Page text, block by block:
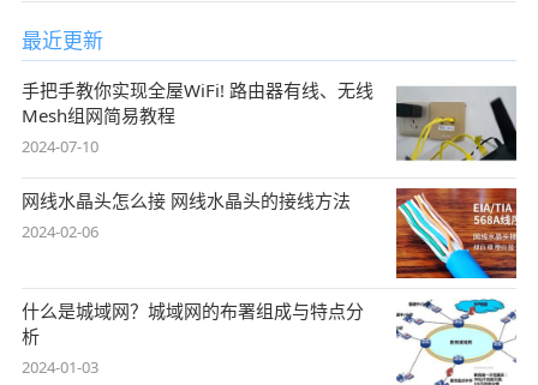
最近更新
手把手教你实现全屋WiFi! 路由器有线、无线
Mesh组网简易教程
2024-07-10
网线水晶头怎么接 网线水晶头的接线方法
2024-02-06
什么是城域网？城域网的布署组成与特点分
析
2024-01-03